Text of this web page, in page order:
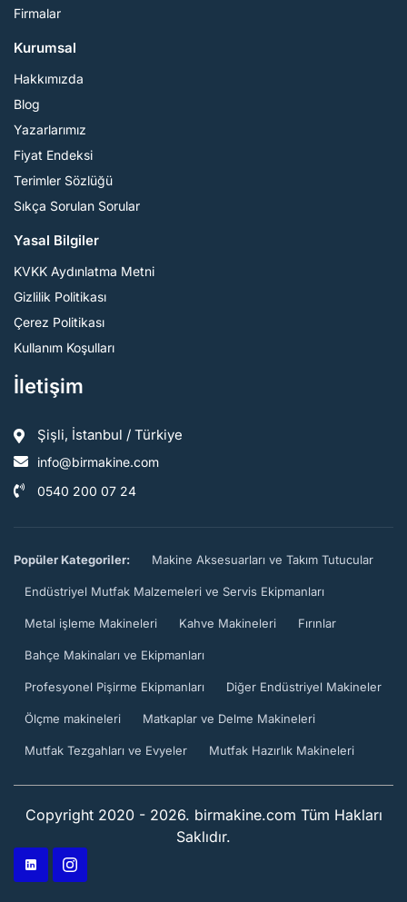
Firmalar
Kurumsal
Hakkımızda
Blog
Yazarlarımız
Fiyat Endeksi
Terimler Sözlüğü
Sıkça Sorulan Sorular
Yasal Bilgiler
KVKK Aydınlatma Metni
Gizlilik Politikası
Çerez Politikası
Kullanım Koşulları
İletişim
Şişli, İstanbul / Türkiye
info@birmakine.com
0540 200 07 24
Popüler Kategoriler: Makine Aksesuarları ve Takım Tutucular
Endüstriyel Mutfak Malzemeleri ve Servis Ekipmanları
Metal işleme Makineleri Kahve Makineleri Fırınlar
Bahçe Makinaları ve Ekipmanları
Profesyonel Pişirme Ekipmanları Diğer Endüstriyel Makineler
Ölçme makineleri Matkaplar ve Delme Makineleri
Mutfak Tezgahları ve Evyeler Mutfak Hazırlık Makineleri
Copyright 2020 - 2026. birmakine.com Tüm Hakları
Saklıdır.